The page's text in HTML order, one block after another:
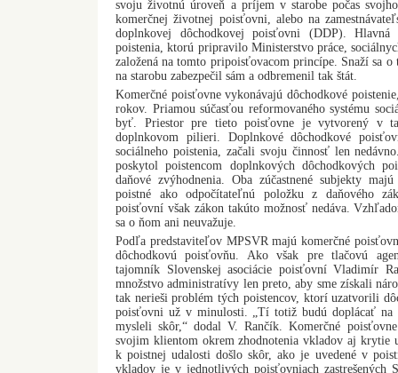
svoju životnú úroveň a príjem v starobe počas
komerčnej životnej poisťovni, alebo na
doplnkovej dôchodkovej poisťovni (DDP). Hlavná
poistenia, ktorú pripravilo Ministerstvo práce,
založená na tomto pripoisťovacom princípe. Snaží sa o
na starobu zabezpečil sám a odbremenil tak štát.
Komerčné poisťovne vykonávajú dôchodkové
rokov. Priamou súčasťou reformovaného systému
byť. Priestor pre tieto poisťovne je vytvorený v
doplnkovom pilieri. Doplnkové dôchodkové
sociálneho poistenia, začali svoju činnosť len
poskytol poistencom doplnkových dôchodkových
daňové zvýhodnenia. Oba zúčastnené subjekty
poistné ako odpočítateľnú položku z daňového
poisťovní však zákon takúto možnosť nedáva.
sa o ňom ani neuvažuje.
Podľa predstaviteľov MPSVR majú komerčné
dôchodkovú poisťovňu. Ako však pre tlačovú
tajomník Slovenskej asociácie poisťovní Vladimír
množstvo administratívy len preto, aby sme získali
tak nerieši problém tých poistencov, ktorí uzatvorili
poisťovni už v minulosti. „Tí totiž budú doplácať na
mysleli skôr,“ dodal V. Rančík. Komerčné
svojim klientom okrem zhodnotenia vkladov aj krytie
k poistnej udalosti došlo skôr, ako je uvedené v
vkladov je v jednotlivých poisťovniach zastrešených